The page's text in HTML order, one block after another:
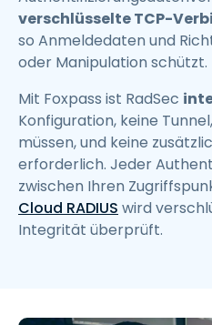
verschlüsselte TCP-
so Anmeldedaten und
oder Manipulation schützt.
Mit Foxpass ist RadSec
Konfiguration, keine
müssen, und keine
erforderlich. Jeder
zwischen Ihren
Cloud RADIUS wird
Integrität überprüft.